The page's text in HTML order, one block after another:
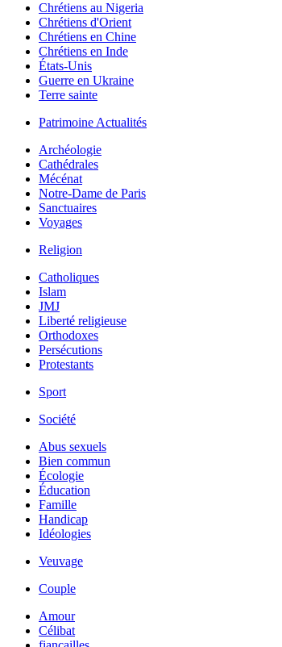
Chrétiens au Nigeria
Chrétiens d'Orient
Chrétiens en Chine
Chrétiens en Inde
États-Unis
Guerre en Ukraine
Terre sainte
Patrimoine Actualités
Archéologie
Cathédrales
Mécénat
Notre-Dame de Paris
Sanctuaires
Voyages
Religion
Catholiques
Islam
JMJ
Liberté religieuse
Orthodoxes
Persécutions
Protestants
Sport
Société
Abus sexuels
Bien commun
Écologie
Éducation
Famille
Handicap
Idéologies
Veuvage
Couple
Amour
Célibat